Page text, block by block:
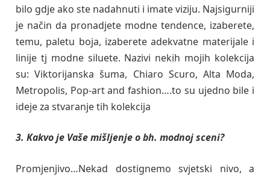
bilo gdje ako ste nadahnuti i imate viziju. Najsigurniji
je način da pronadjete modne tendence, izaberete,
temu, paletu boja, izaberete adekvatne materijale i
linije tj modne siluete. Nazivi nekih mojih kolekcija
su: Viktorijanska šuma, Chiaro Scuro, Alta Moda,
Metropolis, Pop-art and fashion….to su ujedno bile i
ideje za stvaranje tih kolekcija
3. Kakvo je Vaše mišljenje o bh. modnoj sceni?
Promjenjivo…Nekad dostignemo svjetski nivo, a